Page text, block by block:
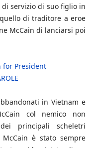
servizio di suo figlio in
di traditore a eroe
McCain di lanciarsi poi
for President
in Vietnam e
col nemico non
principali scheletri
è stato sempre